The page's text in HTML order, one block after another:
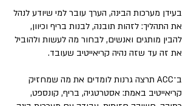
בעידן מערכות הבינה, הערך עובר למי שיודע לנהל
את התהליך: לזהות תובנה, לבנות בריף וכיוון,
להבין מותגים ואנשים, לבחור מה לעשות ולהוביל
את זה עד שזה נהיה קריאייטיב שעובד.
ב־ACC תרצה גרנות לומדים את מה שמחזיק
קריאייטיב באמת: אסטרטגיה, בריף, קונספט,